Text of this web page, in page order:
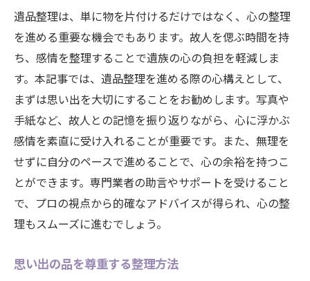
遺品整理は、単に物を片付けるだけではなく、心の整理
を進める重要な機会でもあります。故人を偲ぶ時間を持
ち、感情を整理することで遺族の心の負担を軽減しま
す。本記事では、遺品整理を進める際の心構えとして、
まずは思い出を大切にすることをお勧めします。写真や
手紙など、故人との記憶を振り返りながら、心に浮かぶ
感情を素直に受け入れることが重要です。また、無理を
せずに自分のペースで進めることで、心の余裕を持つこ
とができます。専門業者の助言やサポートを受けること
で、プロの視点から的確なアドバイスが得られ、心の整
理もスムーズに進むでしょう。
思い出の品を尊重する整理方法